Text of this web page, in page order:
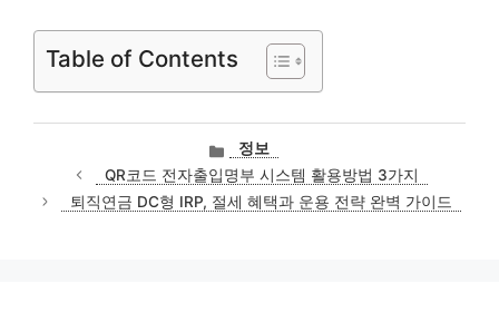
Table of Contents
카
테
고
리
정보
QR코드 전자출입명부 시스템 활용방법 3가지
퇴직연금 DC형 IRP, 절세 혜택과 운용 전략 완벽 가이드